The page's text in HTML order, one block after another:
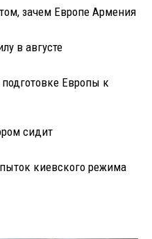
зачем Европе Армения
в августе
Европы к
сидит
киевского режима